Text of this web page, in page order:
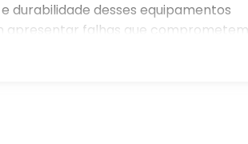
durabilidade desses equipamentos
apresentar falhas que comprometem
perda de produtividade. Neste artigo,
procedimentos envolvidos e os